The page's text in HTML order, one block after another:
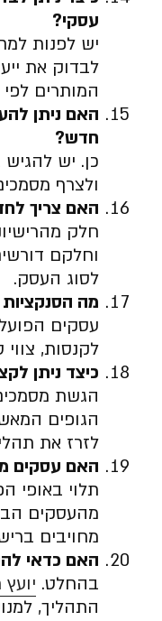
עסקי?
יש לפנות
לבדוק את
המותרים לפי
האם ניתן
חדש?
כן. יש
ולצרף
האם צריך
חלק
וחלקם
לסוג העסק.
מה
עסקים
לקנסות,
כיצד ניתן
הגשת
הגופים
לזרז את
האם עסקים
תלוי באופי
מהעסקים
מחויבים
האם כדאי
בהחלט.
התהליך,